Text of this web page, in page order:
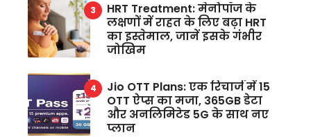
HRT Treatment: मेनोपॉज के
लक्षणों में राहत के लिए बढ़ा HRT
का इस्तेमाल, जानें इसके गंभीर
जोखिम
Jio OTT Plans: एक रिचार्ज में 15
OTT ऐप्स का मजा, 365GB डेटा
और अनलिमिटेड 5G के साथ नए
प्लान